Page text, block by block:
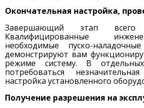
Окончательная настройка,
Завершающий этап
Квалифицированные
необходимые пуско-
демонстрируют вам
режиме систему. В
потребоваться
настройка установленного
Получение разрешения на